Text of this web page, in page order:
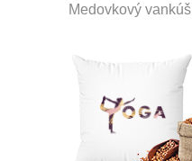
Medovkový vankúš